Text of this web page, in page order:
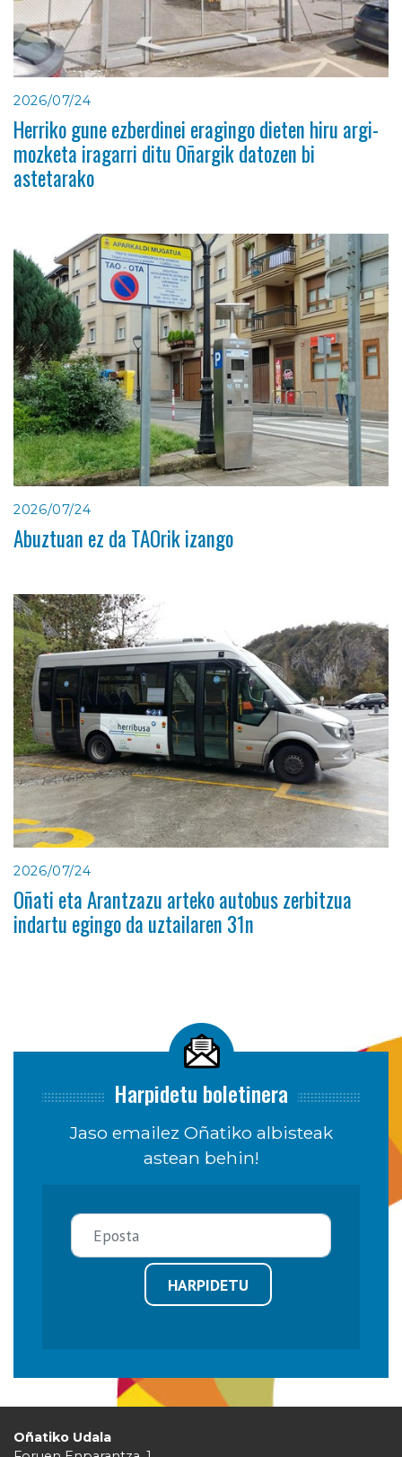
2026/07/24
Herriko gune ezberdinei eragingo dieten hiru argi-
mozketa iragarri ditu Oñargik datozen bi
astetarako
2026/07/24
Abuztuan ez da TAOrik izango
2026/07/24
Oñati eta Arantzazu arteko autobus zerbitzua
indartu egingo da uztailaren 31n
Harpidetu boletinera
Jaso emailez Oñatiko albisteak
astean behin!
HARPIDETU
Oñatiko Udala